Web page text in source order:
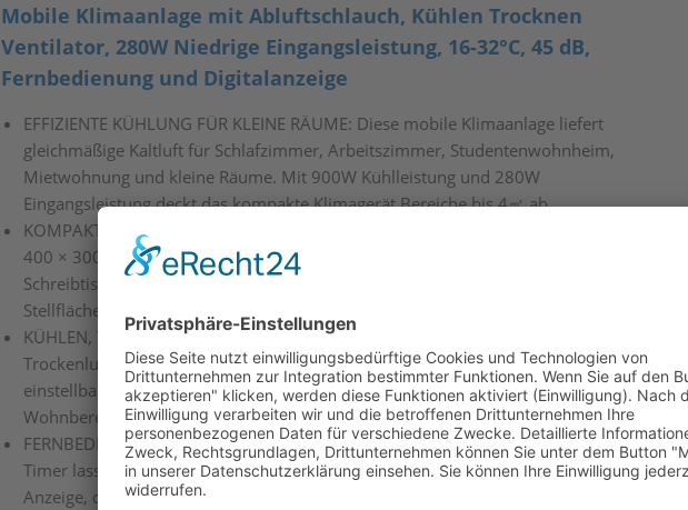
Mobile Klimaanlage mit Abluftschlauch, Kühlen Trocknen
Ventilator, 280W Niedrige Eingangsleistung, 16-32°C, 45 dB,
Fernbedienung und Digitalanzeige
EFFIZIENTE KÜHLUNG FÜR KLEINE RÄUME: Diese mobile Klimaanlage liefert
gleichmäßige Kaltluft für Schlafzimmer, Arbeitszimmer, Studentenwohnheim,
Mietwohnung und kleine Räume. Mit 900W Kühlleistung und 280W
Eingangsleistung deckt das kompakte Klimagerät Bereiche bis 4㎡ ab
KOMPAKTES FORMAT UND FLEXIBLE PLATZIERUNG: Die kleine Klimaanlage misst
400 × 300 × 255mm und wiegt 9,6kg. Sie lässt sich leicht neben dem Bett, am
Schreibtisch, im Homeoffice oder nahe einem Haustierbereich platzieren und spart
Stellfläche in kleinen Wohnungen
KÜHLEN, TROCKNEN UND LÜFTEN: Dieses Klimagerät bietet Kühlmodus,
Trockenluft-Modus und Ventilatorfunktion für warme oder feuchte Tage. Der
einstellbare Temperaturbereich von 16-32°C hilft, Schlafzimmer, Büro oder kleine
Wohnbereiche angenehmer zu machen
FERNBEDIENUNG, LED-ANZEIGE UND TIMER: Temperatur, Modus, Luftstrom und
Timer lassen sich bequem per Fernbedienung oder Bedienfeld einstellen. Die LED-
Anzeige, der 1-12H Timer und der leise Lauf mit 45 dB machen das Gerät